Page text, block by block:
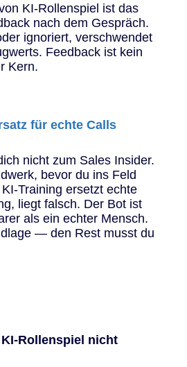
KI-Rollenspiel ist das
nach dem Gespräch.
ignoriert, verschwendet
Feedback ist kein
Kern.
für echte Calls
nicht zum Sales Insider.
bevor du ins Feld
Training ersetzt echte
liegt falsch. Der Bot ist
als ein echter Mensch.
— den Rest musst du
KI-Rollenspiel nicht